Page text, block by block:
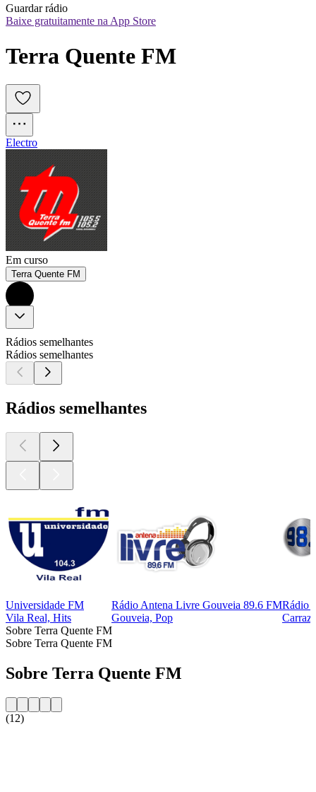
Guardar rádio
Baixe gratuitamente na App Store
Terra Quente FM
Electro
Em curso
Terra Quente FM
Rádios semelhantes
Rádios semelhantes
Rádios semelhantes
Universidade FM
Vila Real, Hits
Rádio Antena Livre Gouveia 89.6 FM
Gouveia, Pop
Rádio
Sobre Terra Quente FM
Sobre Terra Quente FM
Sobre Terra Quente FM
(12)